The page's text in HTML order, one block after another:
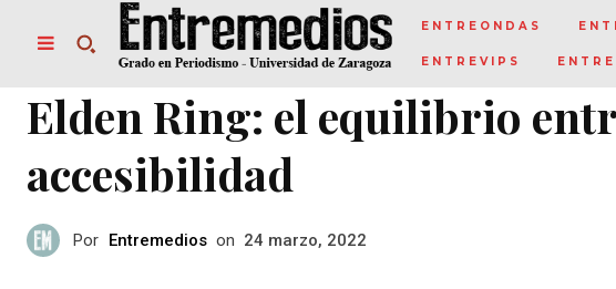
ENTREONDAS
ENTREVIPS
Elden Ring: el equilibrio
accesibilidad
Por Entremedios on 24 marzo, 2022